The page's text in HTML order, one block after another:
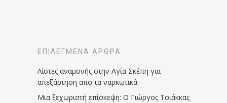
ΕΠΙΛΕΓΜΈΝΑ ΆΡΘΡΑ
Λίστες αναμονής στην Αγία Σκέπη για
απεξάρτηση απο τα ναρκωτικά
Μια ξεχωριστή επίσκεψη: Ο Γιώργος Τσιάκκας